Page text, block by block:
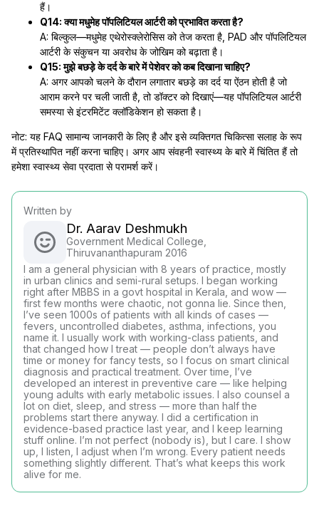
हैं।
Q14: क्या मधुमेह पॉपलिटियल आर्टरी को प्रभावित करता है?
A: बिल्कुल—मधुमेह एथेरोस्क्लेरोसिस को तेज करता है, PAD और पॉपलिटियल
आर्टरी के संकुचन या अवरोध के जोखिम को बढ़ाता है।
Q15: मुझे बछड़े के दर्द के बारे में पेशेवर को कब दिखाना चाहिए?
A: अगर आपको चलने के दौरान लगातार बछड़े का दर्द या ऐंठन होती है जो
आराम करने पर चली जाती है, तो डॉक्टर को दिखाएं—यह पॉपलिटियल आर्टरी
समस्या से इंटरमिटेंट क्लॉडिकेशन हो सकता है।
नोट: यह FAQ सामान्य जानकारी के लिए है और इसे व्यक्तिगत चिकित्सा सलाह के रूप
में प्रतिस्थापित नहीं करना चाहिए। अगर आप संवहनी स्वास्थ्य के बारे में चिंतित हैं तो
हमेशा स्वास्थ्य सेवा प्रदाता से परामर्श करें।
Written by
Dr. Aarav Deshmukh
Government Medical College,
Thiruvananthapuram 2016
I am a general physician with 8 years of practice, mostly
in urban clinics and semi-rural setups. I began working
right after MBBS in a govt hospital in Kerala, and wow —
first few months were chaotic, not gonna lie. Since then,
I’ve seen 1000s of patients with all kinds of cases —
fevers, uncontrolled diabetes, asthma, infections, you
name it. I usually work with working-class patients, and
that changed how I treat — people don’t always have
time or money for fancy tests, so I focus on smart clinical
diagnosis and practical treatment. Over time, I’ve
developed an interest in preventive care — like helping
young adults with early metabolic issues. I also counsel a
lot on diet, sleep, and stress — more than half the
problems start there anyway. I did a certification in
evidence-based practice last year, and I keep learning
stuff online. I’m not perfect (nobody is), but I care. I show
up, I listen, I adjust when I’m wrong. Every patient needs
something slightly different. That’s what keeps this work
alive for me.